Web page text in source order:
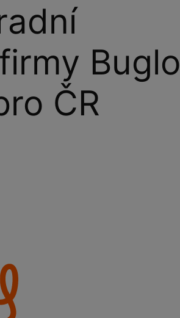
Buglo
ČR